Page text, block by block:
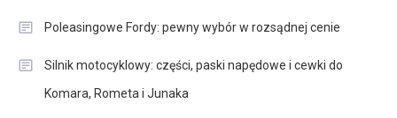
Poleasingowe Fordy: pewny wybór w rozsądnej cenie
Silnik motocyklowy: części, paski napędowe i cewki do
Komara, Rometa i Junaka